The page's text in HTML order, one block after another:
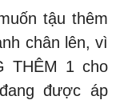
tậu thêm
chân lên, vì
THÊM 1 cho
được áp